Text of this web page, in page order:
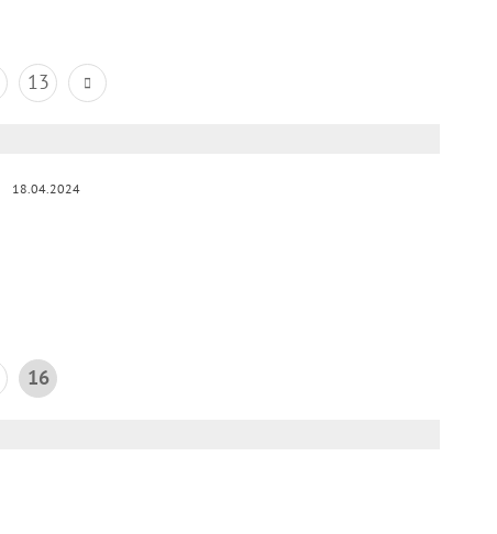
13
18.04.2024
16